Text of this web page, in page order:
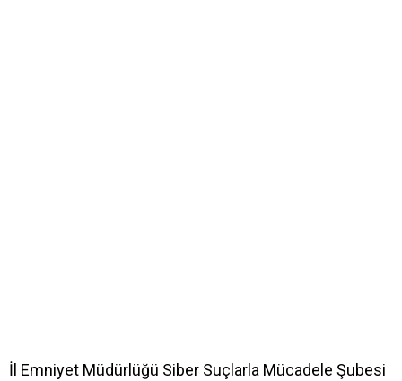
İl Emniyet Müdürlüğü Siber Suçlarla Mücadele Şubesi